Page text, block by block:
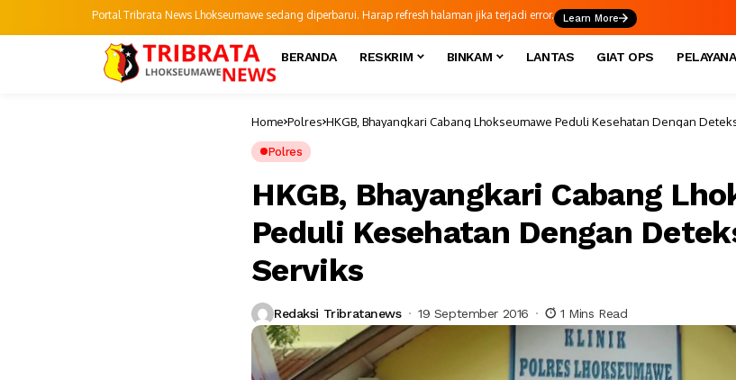
Portal Tribrata News Lhokseumawe sedang diperbarui. Harap refresh halaman jika terjadi error. Learn More
BERANDA RESKRIM BINKAM LANTAS GIAT OPS
Home Polres HKGB, Bhayangkari Cabang Lhokseumawe Peduli Kesehatan Dengan
Polres
HKGB, Bhayangkari Cabang
Peduli Kesehatan Dengan
Serviks
Redaksi Tribratanews 19 September 2016 1 Mins Read